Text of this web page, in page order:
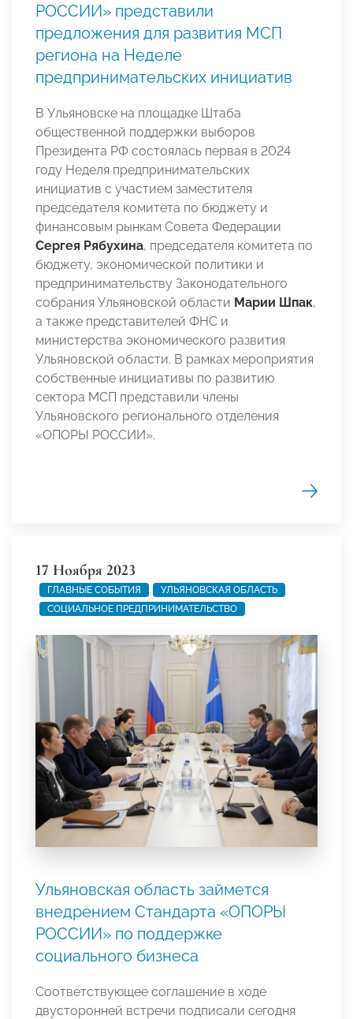
РОССИИ» представили
предложения для развития МСП
региона на Неделе
предпринимательских инициатив
В Ульяновске на площадке Штаба
общественной поддержки выборов
Президента РФ состоялась первая в 2024
году Неделя предпринимательских
инициатив с участием заместителя
председателя комитета по бюджету и
финансовым рынкам Совета Федерации
Сергея Рябухина, председателя комитета по
бюджету, экономической политики и
предпринимательству Законодательного
собрания Ульяновской области Марии Шпак,
а также представителей ФНС и
министерства экономического развития
Ульяновской области. В рамках мероприятия
собственные инициативы по развитию
сектора МСП представили члены
Ульяновского регионального отделения
«ОПОРЫ РОССИИ».
17 Ноября 2023
ГЛАВНЫЕ СОБЫТИЯ
УЛЬЯНОВСКАЯ ОБЛАСТЬ
СОЦИАЛЬНОЕ ПРЕДПРИНИМАТЕЛЬСТВО
Ульяновская область займется
внедрением Стандарта «ОПОРЫ
РОССИИ» по поддержке
социального бизнеса
Соответствующее соглашение в ходе
двусторонней встречи подписали сегодня